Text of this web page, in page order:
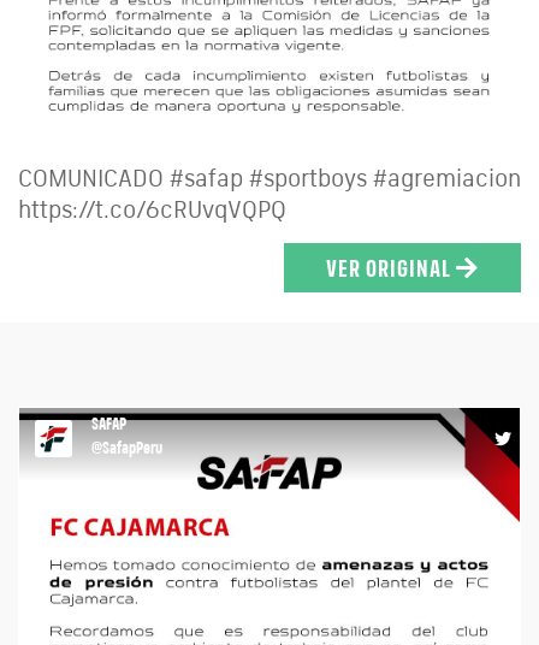
COMUNICADO #safap #sportboys #agremiacion
https://t.co/6cRUvqVQPQ
VER ORIGINAL
SAFAP
@SafapPeru